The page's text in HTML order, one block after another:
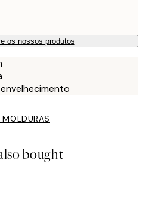
os nossos produtos
MOLDURAS
bought